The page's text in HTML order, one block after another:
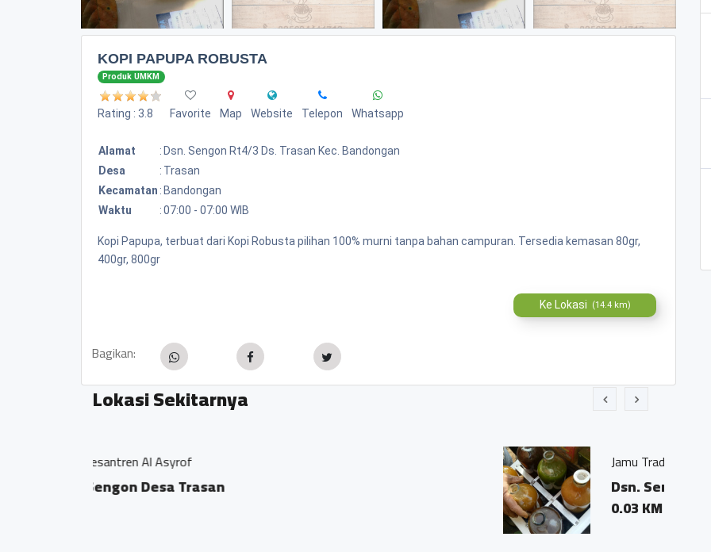
KOPI PAPUPA ROBUSTA
Produk UMKM
Rating : 3.8 Favorite Map Website Telepon Whatsapp
Alamat : Dsn. Sengon Rt4/3 Ds. Trasan Kec. Bandongan
Desa
: Trasan
Kecamatan : Bandongan
Waktu
:07:00 - 07:00 WIB
Kopi Papupa, terbuat dari Kopi Robusta pilihan 100% murni tanpa bahan campuran. Tersedia kemasan 80gr,
400gr, 800gr
Ke Lokasi (14.4 km)
Bagikan:
Lokasi Sekitarnya
Dsn. Sengon RT04/03 Ds. Trasan Kec. Bandongan